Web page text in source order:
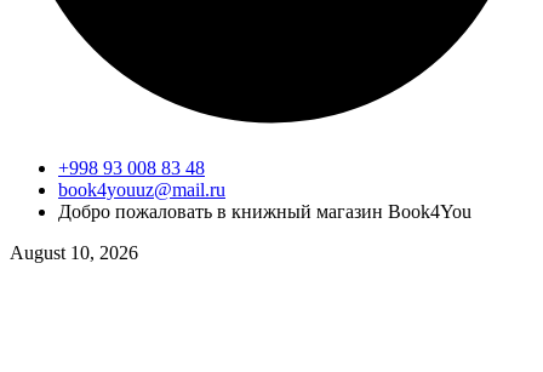
+998 93 008 83 48
book4youuz@mail.ru
Добро пожаловать в книжный магазин Book4You
August 10, 2026